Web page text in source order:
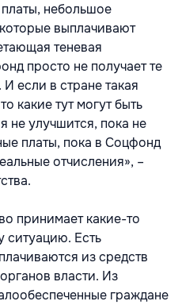
небольшое
выплачивают
теневая
просто не получает те
если в стране такая
какие тут могут быть
не улучшится, пока не
платы, пока в Соцфонд
отчисления», –
принимает какие-то
ситуацию. Есть
из средств
власти. Из
граждане